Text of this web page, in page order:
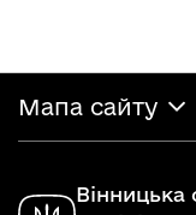
Мапа сайту
Вінницька